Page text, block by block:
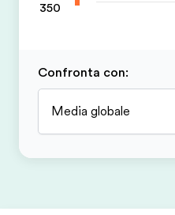
350
Confronta con:
Media globale